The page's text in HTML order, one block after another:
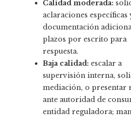
Calidad moderada:
aclaraciones específicas
documentación
plazos por escrito para
respuesta.
Baja calidad: escalar a
supervisión interna,
mediación, o presentar
ante autoridad de
entidad reguladora;